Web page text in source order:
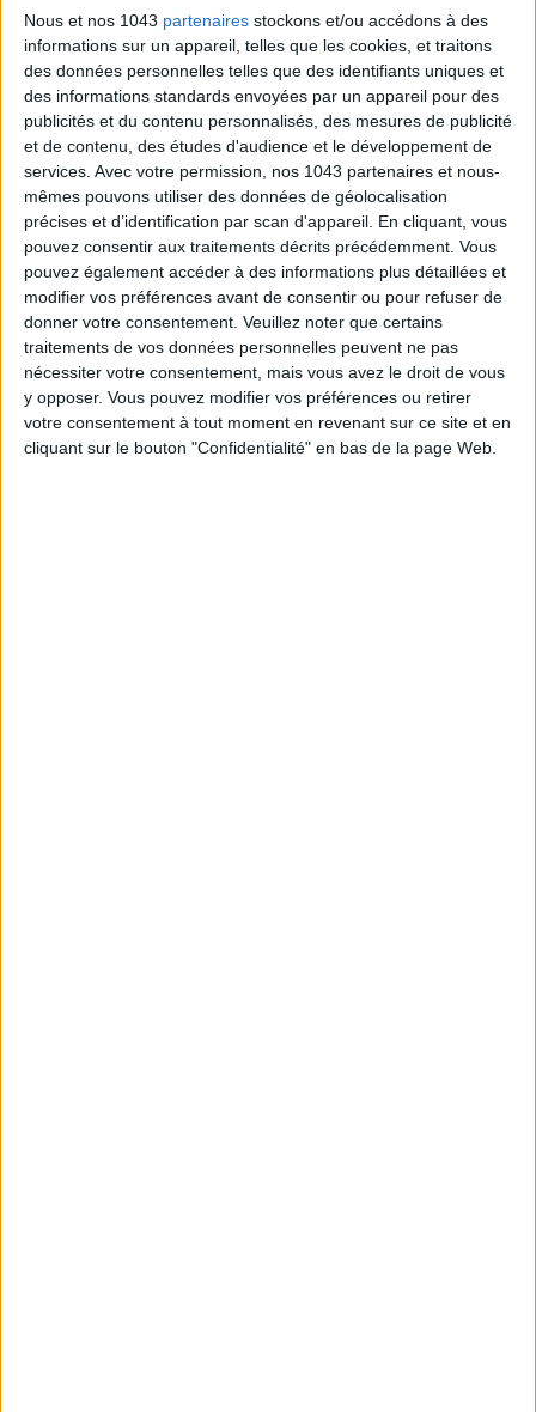
Nous et nos 1043 partenaires stockons et/ou accédons à des
informations sur un appareil, telles que les cookies, et traitons
des données personnelles telles que des identifiants uniques et
des informations standards envoyées par un appareil pour des
publicités et du contenu personnalisés, des mesures de publicité
et de contenu, des études d'audience et le développement de
services. Avec votre permission, nos 1043 partenaires et nous-
mêmes pouvons utiliser des données de géolocalisation
précises et d’identification par scan d'appareil. En cliquant, vous
pouvez consentir aux traitements décrits précédemment. Vous
pouvez également accéder à des informations plus détaillées et
modifier vos préférences avant de consentir ou pour refuser de
donner votre consentement. Veuillez noter que certains
traitements de vos données personnelles peuvent ne pas
nécessiter votre consentement, mais vous avez le droit de vous
y opposer. Vous pouvez modifier vos préférences ou retirer
votre consentement à tout moment en revenant sur ce site et en
cliquant sur le bouton "Confidentialité" en bas de la page Web.
ÉLYSÉE - ÉTOILE: CHIC ADDRESSES TO REMEMBER
SUMMER JEWELRY THAT CAPTURES THE SEASON